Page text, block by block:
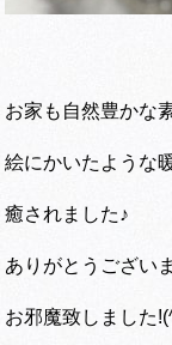
お家も自然豊かな
絵にかいたような
癒されました♪
ありがとうござい
お邪魔致しました